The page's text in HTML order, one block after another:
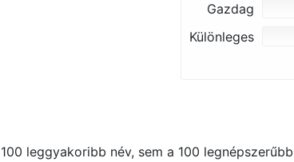
Gazdag
Különleges
leggyakoribb név, sem a 100